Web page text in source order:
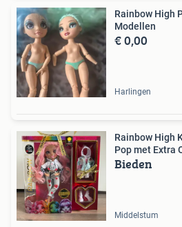
Rainbow High
Modellen
€ 0,00
Harlingen
Rainbow High
Pop met Extra
Bieden
Middelstum